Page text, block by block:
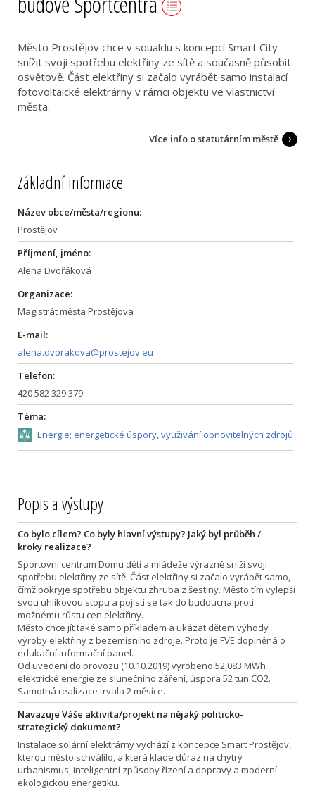
Město Prostějov chce v soualdu s koncepcí Smart City
snížit svoji spotřebu elektřiny ze sítě a současně působit
osvětově. Část elektřiny si začalo vyrábět samo instalací
fotovoltaické elektrárny v rámci objektu ve vlastnictví
města.
Více info o statutárním městě
Základní informace
Název obce/města/regionu:
Prostějov
Příjmení, jméno:
Alena Dvořáková
Organizace:
Magistrát města Prostějova
E-mail:
alena.dvorakova@prostejov.eu
Telefon:
420 582 329 379
Téma:
Energie; energetické úspory, využivání obnovitelných zdrojů
Popis a výstupy
Co bylo cílem? Co byly hlavní výstupy? Jaký byl průběh /
kroky realizace?
Sportovní centrum Domu dětí a mládeže výrazně sníží svoji
spotřebu elektřiny ze sítě. Část elektřiny si začalo vyrábět samo,
čímž pokryje spotřebu objektu zhruba z šestiny. Město tím vylepší
svou uhlíkovou stopu a pojistí se tak do budoucna proti
možnému růstu cen elektřiny.
Město chce jít také samo příkladem a ukázat dětem výhody
výroby elektřiny z bezemisního zdroje. Proto je FVE doplněná o
edukační informační panel.
Od uvedení do provozu (10.10.2019) vyrobeno 52,083 MWh
elektrické energie ze slunečního záření, úspora 52 tun CO2.
Samotná realizace trvala 2 měsíce.
Navazuje Váše aktivita/projekt na nějaký politicko-
strategický dokument?
Instalace solární elektrárny vychází z koncepce Smart Prostějov,
kterou město schválilo, a která klade důraz na chytrý
urbanismus, inteligentní způsoby řízení a dopravy a moderní
ekologickou energetiku.